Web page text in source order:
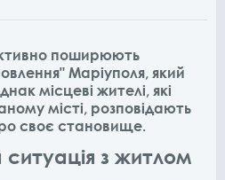
поширюють
Маріуполя, який
місцеві жителі, які
місті, розповідають
своє становище.
з житлом